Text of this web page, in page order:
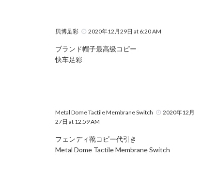
贝博足彩 2020年12月29日 at 6:20 AM
ブランド帽子最高级コピー
快车足彩
Metal Dome Tactile Membrane Switch
2020年12月
27日 at 12:59 AM
フェンディ靴コピー代引き
Metal Dome Tactile Membrane Switch